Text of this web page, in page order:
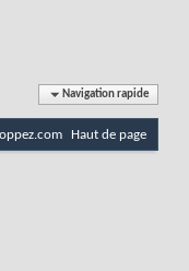
Navigation rapide
Haut de page